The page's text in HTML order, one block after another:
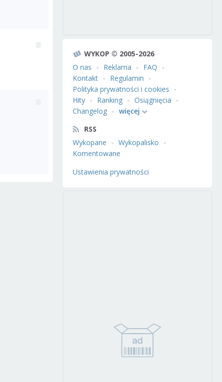
WYKOP © 2005-2026
O nas
Reklama
FAQ
Kontakt
Regulamin
Polityka prywatności i cookies
Hity
Ranking
Osiągnięcia
Changelog
więcej
RSS
Wykopane
Wykopalisko
Komentowane
Ustawienia prywatności